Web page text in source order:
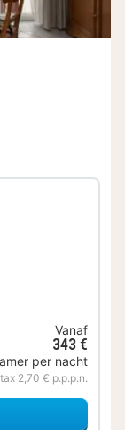
Vanaf
343 €
per nacht
2,70 € p.p.p.n.
parkeerplek